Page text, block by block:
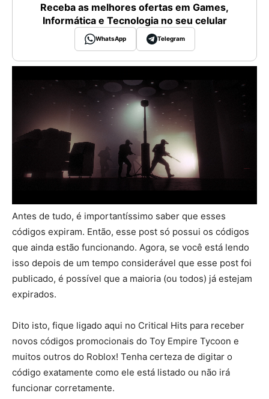
Receba as melhores ofertas em Games,
Informática e Tecnologia no seu celular
WhatsApp Telegram
Antes de tudo, é importantíssimo saber que esses
códigos expiram. Então, esse post só possui os códigos
que ainda estão funcionando. Agora, se você está lendo
isso depois de um tempo considerável que esse post foi
publicado, é possível que a maioria (ou todos) já estejam
expirados.
Dito isto, fique ligado aqui no Critical Hits para receber
novos códigos promocionais do Toy Empire Tycoon e
muitos outros do Roblox! Tenha certeza de digitar o
código exatamente como ele está listado ou não irá
funcionar corretamente.